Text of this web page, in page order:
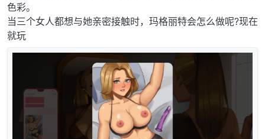
色彩。
当三个女人都想与她亲密接触时，玛格丽特会怎么做呢?现在
就玩